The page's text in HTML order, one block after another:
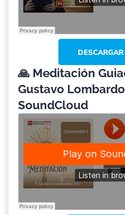
🙏 Meditación
Gustavo
SoundCloud